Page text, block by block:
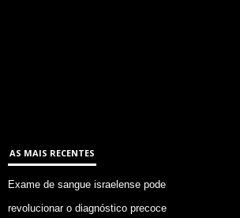
AS MAIS RECENTES
Exame de sangue israelense pode
revolucionar o diagnóstico precoce